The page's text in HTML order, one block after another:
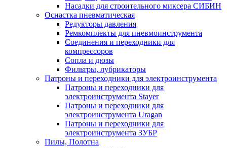
Насадки для строительного миксера СИБИН
Оснастка пневматическая
Редукторы давления
Ремкомплекты для пневмоинструмента
Соединения и переходники для
компрессоров
Сопла и дюзы
Фильтры, лубрикаторы
Патроны и переходники для электроинструмента
Патроны и переходники для
электроинструмента Stayer
Патроны и переходники для
электроинструмента Uragan
Патроны и переходники для
электроинструмента ЗУБР
Пилы, Полотна